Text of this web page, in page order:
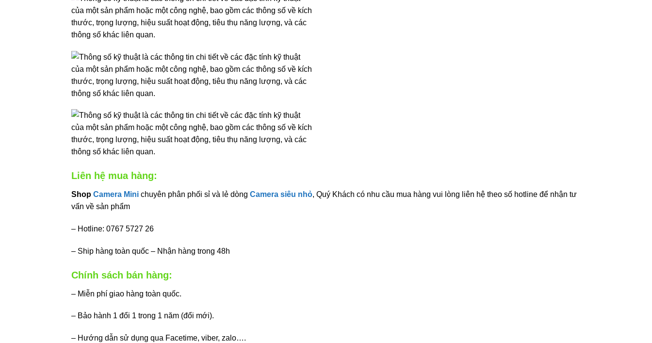
Liên hệ mua hàng:
Shop Camera Mini chuyên phân phối sỉ và lẻ dòng Camera siêu nhỏ, Quý Khách có nhu cầu mua hàng vui lòng liên hệ theo số hotline để nhận tư
vấn về sản phẩm
– Hotline: 0767 5727 26
– Ship hàng toàn quốc – Nhận hàng trong 48h
Chính sách bán hàng:
– Miễn phí giao hàng toàn quốc.
– Bảo hành 1 đổi 1 trong 1 năm (đổi mới).
– Hướng dẫn sử dụng qua Facetime, viber, zalo….